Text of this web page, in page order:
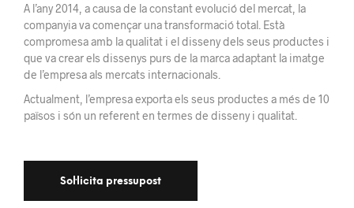
A l’any 2014, a causa de la constant evolució del mercat, la
companyia va començar una transformació total. Està
compromesa amb la qualitat i el disseny dels seus productes i
que va crear els dissenys purs de la marca adaptant la imatge
de l’empresa als mercats internacionals.
Actualment, l’empresa exporta els seus productes a més de 10
països i són un referent en termes de disseny i qualitat.